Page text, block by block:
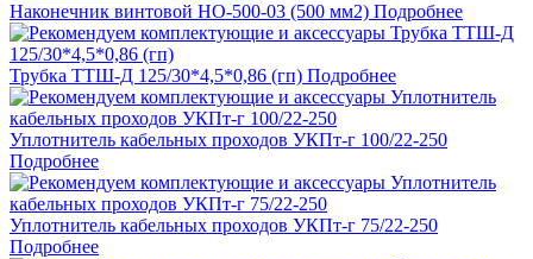
Наконечник винтовой НО-500-03 (500 мм2) Подробнее
Трубка ТТШ-Д 125/30*4,5*0,86 (гп) Подробнее
Уплотнитель кабельных проходов УКПт-г 100/22-250
Подробнее
Уплотнитель кабельных проходов УКПт-г 75/22-250
Подробнее